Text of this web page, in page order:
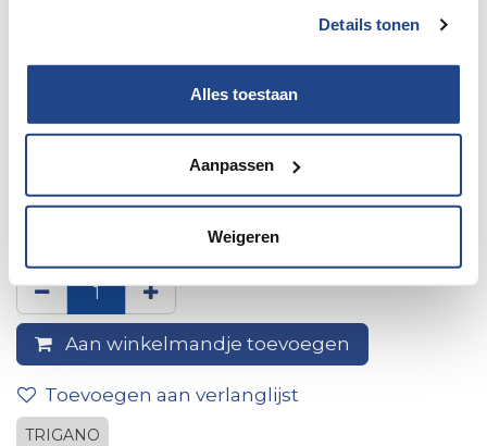
Details tonen
Alles toestaan
Aanpassen
Weigeren
50 * schroefdop met clips
beige
Aan winkelmandje toevoegen
Toevoegen aan verlanglijst
TRIGANO